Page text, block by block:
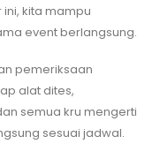
kita mampu
event berlangsung.
pemeriksaan
alat dites,
semua kru mengerti
sesuai jadwal.